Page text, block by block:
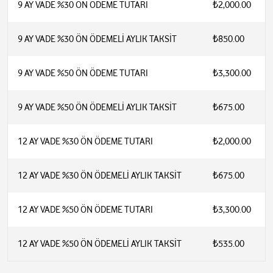
9 AY VADE %30 ÖN ÖDEME TUTARI ₺2,000.00
9 AY VADE %30 ÖN ÖDEMELİ AYLIK TAKSİT ₺850.00
9 AY VADE %50 ÖN ÖDEME TUTARI ₺3,300.00
9 AY VADE %50 ÖN ÖDEMELİ AYLIK TAKSİT ₺675.00
12 AY VADE %30 ÖN ÖDEME TUTARI ₺2,000.00
12 AY VADE %30 ÖN ÖDEMELİ AYLIK TAKSİT ₺675.00
12 AY VADE %50 ÖN ÖDEME TUTARI ₺3,300.00
12 AY VADE %50 ÖN ÖDEMELİ AYLIK TAKSİT ₺535.00